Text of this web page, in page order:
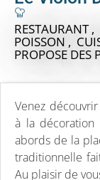
RESTAURANT
POISSON ,
PROPOSE DES
Venez
à la décoration
abords de la
traditionnelle
Au plaisir de